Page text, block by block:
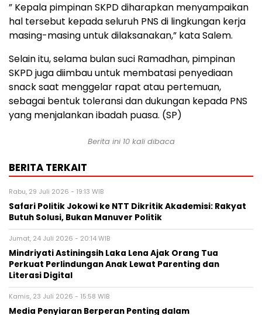
” Kepala pimpinan SKPD diharapkan menyampaikan
hal tersebut kepada seluruh PNS di lingkungan kerja
masing-masing untuk dilaksanakan,” kata Salem.
Selain itu, selama bulan suci Ramadhan, pimpinan
SKPD juga diimbau untuk membatasi penyediaan
snack saat menggelar rapat atau pertemuan,
sebagai bentuk toleransi dan dukungan kepada PNS
yang menjalankan ibadah puasa. (SP)
Berita ini 10 kali dibaca
BERITA TERKAIT
Rabu, 29 Juli 2026 - 19:13 WIB
Safari Politik Jokowi ke NTT Dikritik Akademisi: Rakyat
Butuh Solusi, Bukan Manuver Politik
Jumat, 24 Juli 2026 - 20:14 WIB
Mindriyati Astiningsih Laka Lena Ajak Orang Tua
Perkuat Perlindungan Anak Lewat Parenting dan
Literasi Digital
Kamis, 23 Juli 2026 - 15:58 WIB
Media Penyiaran Berperan Penting dalam